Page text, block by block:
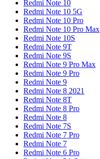
Redmi Note 10
Redmi Note 10 5G
Redmi Note 10 Pro
Redmi Note 10 Pro Max
Redmi Note 10S
Redmi Note 9T
Redmi Note 9S
Redmi Note 9 Pro Max
Redmi Note 9 Pro
Redmi Note 9
Redmi Note 8 2021
Redmi Note 8T
Redmi Note 8 Pro
Redmi Note 8
Redmi Note 7S
Redmi Note 7 Pro
Redmi Note 7
Redmi Note 6 Pro